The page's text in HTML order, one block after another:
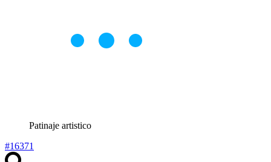
Patinaje artistico
#16371